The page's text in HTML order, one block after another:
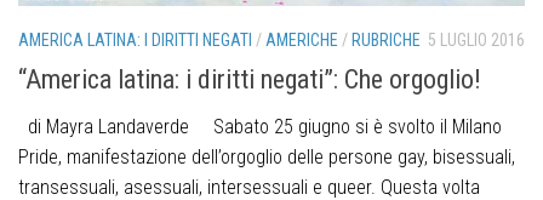
AMERICA LATINA: I DIRITTI NEGATI / AMERICHE /RUBRICHE 5 LUGLIO 2016
“America latina: i diritti negati”: Che orgoglio!
di Mayra Landaverde Sabato 25 giugno si è svolto il Milano
Pride, manifestazione dell’orgoglio delle persone gay, bisessuali,
transessuali, asessuali, intersessuali e queer. Questa volta